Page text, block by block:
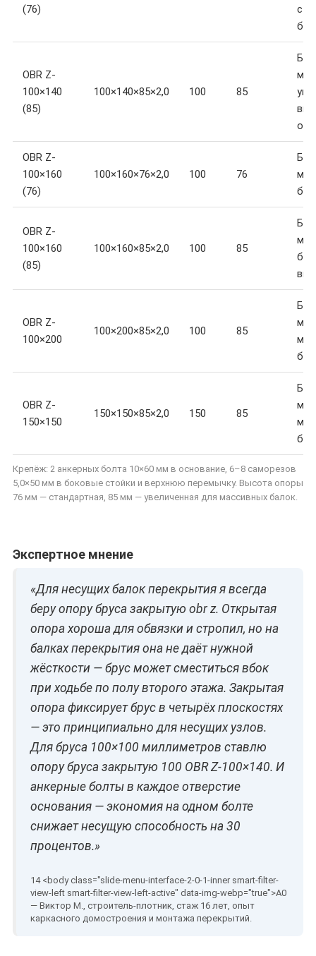
(76)
OBR Z-
100×140
(85)
100×140×85×2,0 100 85
мм,
OBR Z-
100×160
(76)
100×160×76×2,0 100 76
мм,
OBR Z-
100×160
(85)
100×160×85×2,0 100 85
мм,
OBR Z-
100×200
100×200×85×2,0 100 85
мм,
OBR Z-
150×150
150×150×85×2,0 150 85
мм,
Крепёж: 2 анкерных болта 10×60 мм в основание, 6–8 саморезов
5,0×50 мм в боковые стойки и верхнюю перемычку. Высота опоры
76 мм — стандартная, 85 мм — увеличенная для массивных балок.
Экспертное мнение
«Для несущих балок перекрытия я всегда
беру опору бруса закрытую obr z. Открытая
опора хороша для обвязки и стропил, но на
балках перекрытия она не даёт нужной
жёсткости — брус может сместиться вбок
при ходьбе по полу второго этажа. Закрытая
опора фиксирует брус в четырёх плоскостях
— это принципиально для несущих узлов.
Для бруса 100×100 миллиметров ставлю
опору бруса закрытую 100 OBR Z-100×140. И
анкерные болты в каждое отверстие
основания — экономия на одном болте
снижает несущую способность на 30
процентов.»
— Виктор М., строитель-плотник, стаж 16 лет, опыт
каркасного домостроения и монтажа перекрытий.